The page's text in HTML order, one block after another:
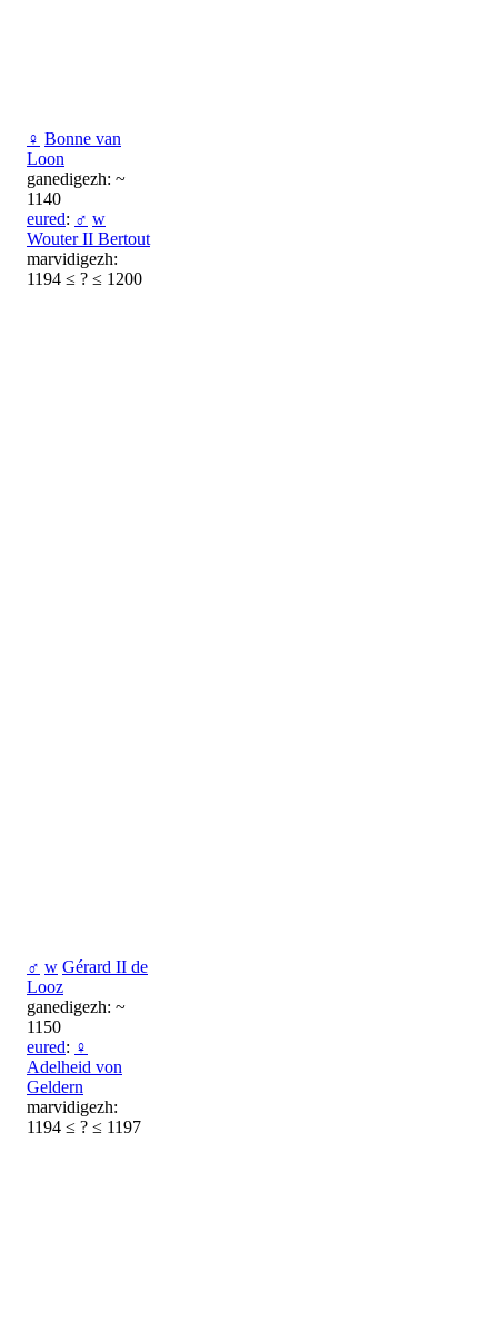
♀ Bonne van
Loon
ganedigezh: ~
1140
eured: ♂ w
Wouter II Bertout
marvidigezh:
1194 ≤ ? ≤ 1200
♂ w Gérard II de
Looz
ganedigezh: ~
1150
eured: ♀
Adelheid von
Geldern
marvidigezh:
1194 ≤ ? ≤ 1197